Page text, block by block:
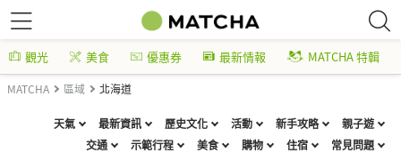
觀光 美食 優惠券 最新情報 MATCHA 特輯
MATCHA 區域 北海道
天氣 最新資訊 歷史文化 活動 新手攻略
親子遊
交通
示範行程 美食 購物 住宿 常見問題